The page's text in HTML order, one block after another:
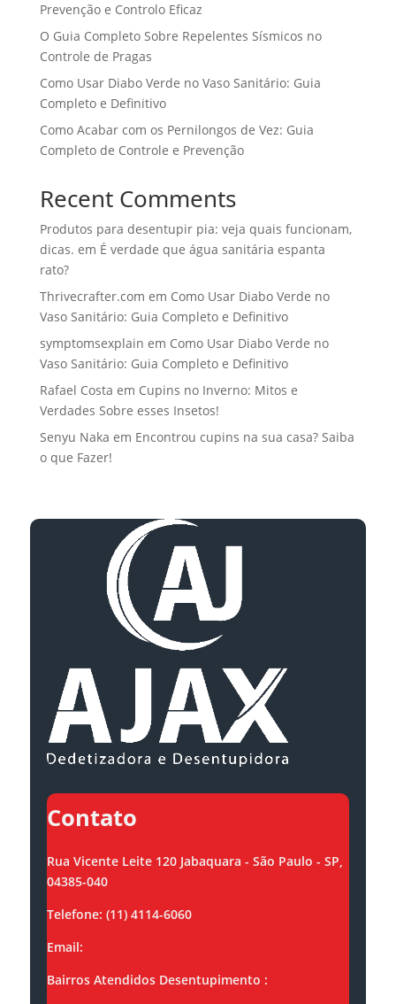
Prevenção e Controlo Eficaz
O Guia Completo Sobre Repelentes Sísmicos no
Controle de Pragas
Como Usar Diabo Verde no Vaso Sanitário: Guia
Completo e Definitivo
Como Acabar com os Pernilongos de Vez: Guia
Completo de Controle e Prevenção
Recent Comments
Produtos para desentupir pia: veja quais funcionam,
dicas. em É verdade que água sanitária espanta
rato?
Thrivecrafter.com em Como Usar Diabo Verde no
Vaso Sanitário: Guia Completo e Definitivo
symptomsexplain em Como Usar Diabo Verde no
Vaso Sanitário: Guia Completo e Definitivo
Rafael Costa em Cupins no Inverno: Mitos e
Verdades Sobre esses Insetos!
Senyu Naka em Encontrou cupins na sua casa? Saiba
o que Fazer!
Contato
Rua Vicente Leite 120 Jabaquara - São Paulo - SP,
04385-040
Telefone: (11) 4114-6060
Email:
Bairros Atendidos Desentupimento :